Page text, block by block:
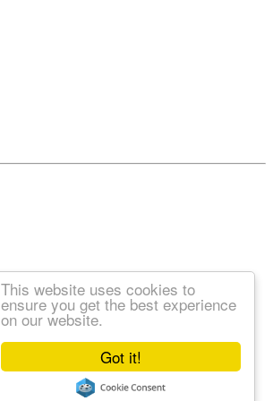
Got it!
This website uses cookies to
ensure you get the best experience
on our website.